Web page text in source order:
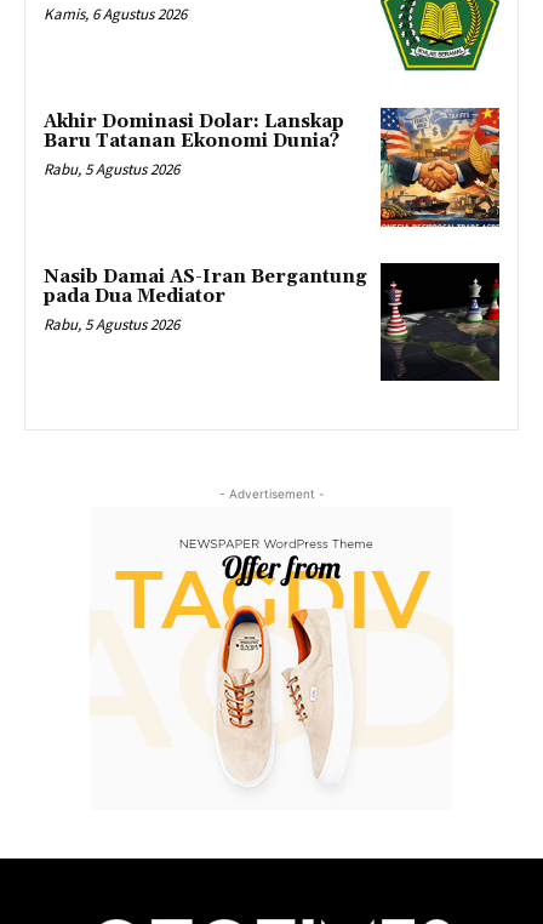
Kamis, 6 Agustus 2026
Akhir Dominasi Dolar: Lanskap
Baru Tatanan Ekonomi Dunia?
Rabu, 5 Agustus 2026
Nasib Damai AS-Iran Bergantung
pada Dua Mediator
Rabu, 5 Agustus 2026
- Advertisement -